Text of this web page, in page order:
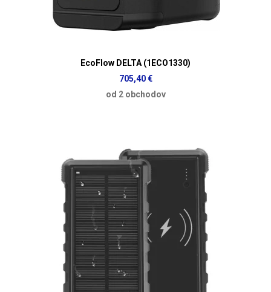
EcoFlow DELTA (1ECO1330)
705,40 €
od 2 obchodov